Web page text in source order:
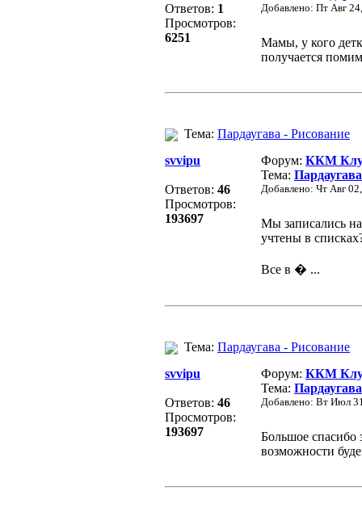
Ответов: 1
Просмотров:
6251
Добавлено: Пт Авг
Мамы, у кого
получается
Тема: Пардаугава - Рисование
svvipu
Ответов: 46
Просмотров:
193697
Форум: ККМ
Тема:
Добавлено: Чт Авг
Мы записались
учтены в
Все в � ...
Тема: Пардаугава - Рисование
svvipu
Ответов: 46
Просмотров:
193697
Форум: ККМ
Тема:
Добавлено: Вт Июл
Большое спасибо
возможности